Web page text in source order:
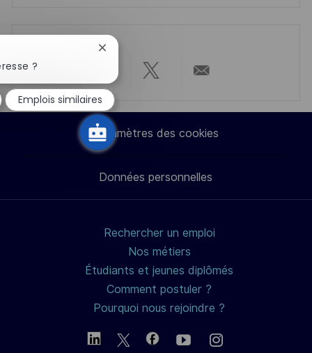
n
g
u
s
t
Partager
via
LinkedIn
Partager
via
Facebook
Partager
via
twitter
par
e-
mail
Paramètres des cookies
Données personnelles
Rechercher un emploi
Nos métiers
Étudiants et jeunes diplômés
Comment postuler ?
Pourquoi nous rejoindre ?
?
Fermer
notification
du
chatbot
Emplois similaires